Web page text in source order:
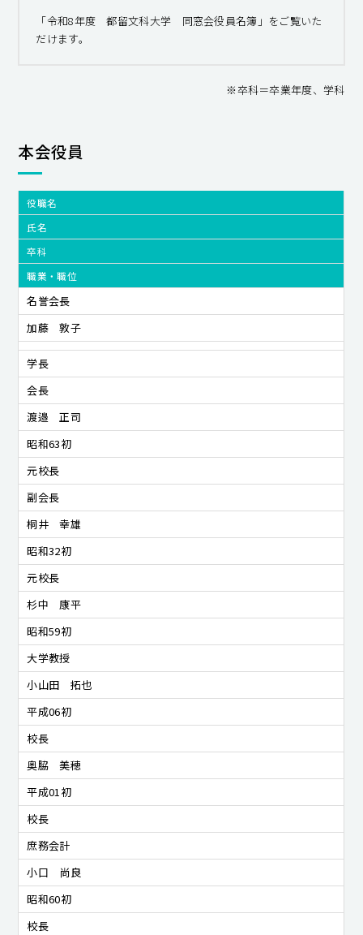
「令和8年度 都留文科大学 同窓会役員名簿」をご覧いた
だけます。​
※卒科＝卒業年度、学科
本会役員
役職名
氏名
卒科
職業・職位
名誉会長
加藤 敦子
学長
会長
渡邉 正司
昭和63初
元校長
副会長
桐井 幸雄
昭和32初
元校長
杉中 康平
昭和59初
大学教授
小山田 拓也
平成06初
校長
奥脇 美穂
平成01初
校長
庶務会計
小口 尚良
昭和60初
校長